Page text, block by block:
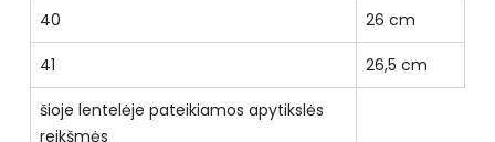
40 26 cm
41 26,5 cm
šioje lentelėje pateikiamos apytikslės
reikšmės